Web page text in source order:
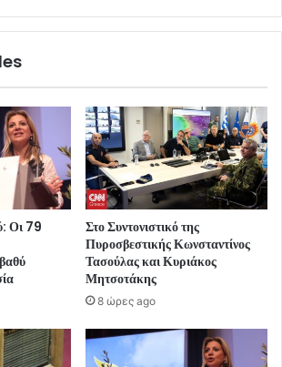
Οι 79
Στο Συντονιστικό της
Πυροσβεστικής Κωνσταντίνος
Τασούλας και Κυριάκος
Μητσοτάκης
8 ώρες ago